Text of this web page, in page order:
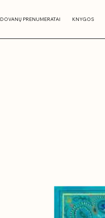
DOVANŲ PRENUMERATAI KNYGOS